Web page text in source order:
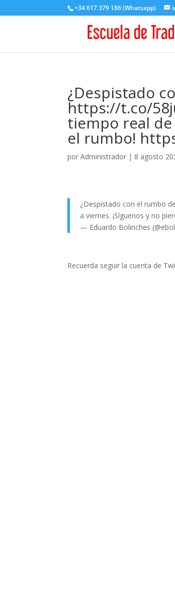
+34 617 379 186 (Whatsapp)
¿Despistado
https://t.co/
tiempo real de
el rumbo!
porAdministrador | 8 agosto
¿Despistado con el rumbo
a viernes. ¡Síguenos y no
— Eduardo Bolinches
Recuerda seguir la cuenta de